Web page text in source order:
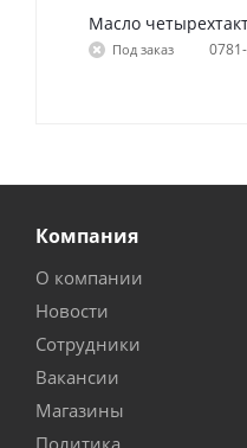
Масло
Под заказ
Компания
О компании
Новости
Сотрудники
Вакансии
Магазины
Политика